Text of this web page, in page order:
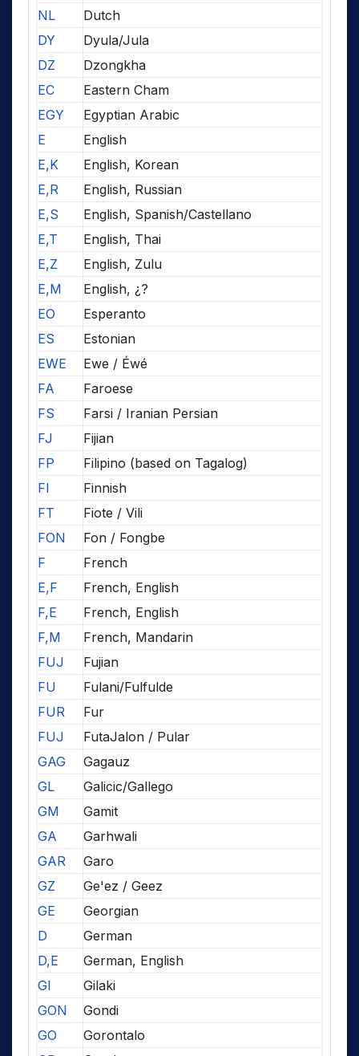
NL
Dutch
DY
Dyula/Jula
DZ
Dzongkha
EC
Eastern Cham
EGY
Egyptian Arabic
E
English
E,K
English, Korean
E,R
English, Russian
E,S
English, Spanish/Castellano
E,T
English, Thai
E,Z
English, Zulu
E,M
English, ¿?
EO
Esperanto
ES
Estonian
EWE
Ewe / Éwé
FA
Faroese
FS
Farsi / Iranian Persian
FJ
Fijian
FP
Filipino (based on Tagalog)
FI
Finnish
FT
Fiote / Vili
FON
Fon / Fongbe
F
French
E,F
French, English
F,E
French, English
F,M
French, Mandarin
FUJ
Fujian
FU
Fulani/Fulfulde
FUR
Fur
FUJ
FutaJalon / Pular
GAG
Gagauz
GL
Galicic/Gallego
GM
Gamit
GA
Garhwali
GAR
Garo
GZ
Ge'ez / Geez
GE
Georgian
D
German
D,E
German, English
GI
Gilaki
GON
Gondi
GO
Gorontalo